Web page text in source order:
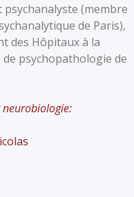
(membre
de Paris),
des Hôpitaux à la
psychopathologie de
neurobiologie: